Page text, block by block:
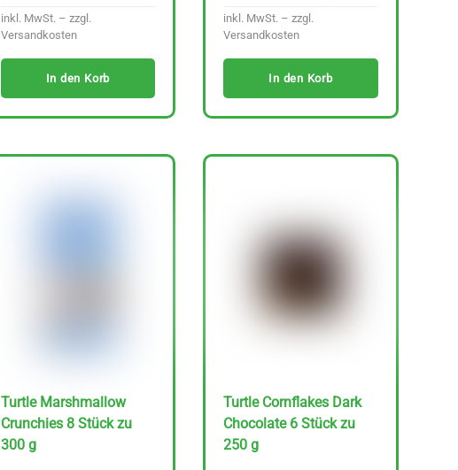
inkl. MwSt. – zzgl.
Versandkosten
In den Korb
inkl. MwSt. – zzgl.
Versandkosten
In den Korb
Turtle Marshmallow
Crunchies 8 Stück zu
300 g
Turtle Cornflakes Dark
Chocolate 6 Stück zu
250 g